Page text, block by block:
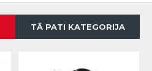
TĀ PATI KATEGORIJA